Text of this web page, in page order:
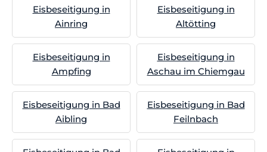
Eisbeseitigung in
Ainring
Eisbeseitigung in
Altötting
Eisbeseitigung in
Ampfing
Eisbeseitigung in
Aschau im Chiemgau
Eisbeseitigung in Bad
Aibling
Eisbeseitigung in Bad
Feilnbach